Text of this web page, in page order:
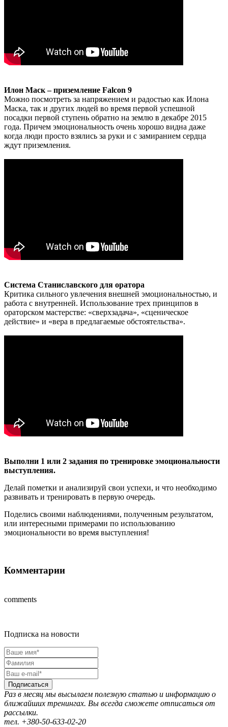
Илон Маск – приземление Falcon 9
Можно посмотреть за напряжением и радостью как Илона
Маска, так и других людей во время первой успешной
посадки первой ступень обратно на землю в декабре 2015
года. Причем эмоциональность очень хорошо видна даже
когда люди просто взялись за руки и с замиранием сердца
ждут приземления.
Система Станиславского для оратора
Критика сильного увлечения внешней эмоциональностью, и
работа с внутренней. Использование трех принципов в
ораторском мастерстве: «сверхзадача», «сценическое
действие» и «вера в предлагаемые обстоятельства».
Выполни 1 или 2 задания по тренировке эмоциональности
выступления.
Делай пометки и анализируй свои успехи, и что необходимо
развивать и тренировать в первую очередь.
Поделись своими наблюдениями, полученным результатом,
или интересными примерами по использованию
эмоциональности во время выступления!
Комментарии
comments
Подписка на новости
Подписаться
Раз в месяц мы высылаем полезную статью и информацию о
ближайших тренингах. Вы всегда сможете отписаться от
рассылки.
тел. +380-50-633-02-20